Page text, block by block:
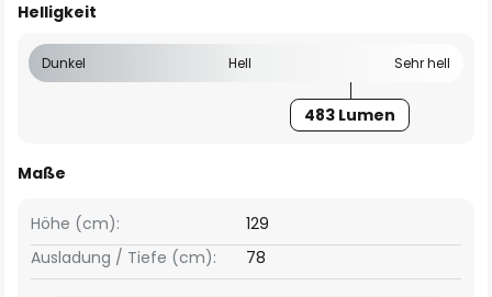
Helligkeit
Dunkel Hell Sehr hell
483 Lumen
Maße
Höhe (cm):
129
Ausladung / Tiefe (cm):
78